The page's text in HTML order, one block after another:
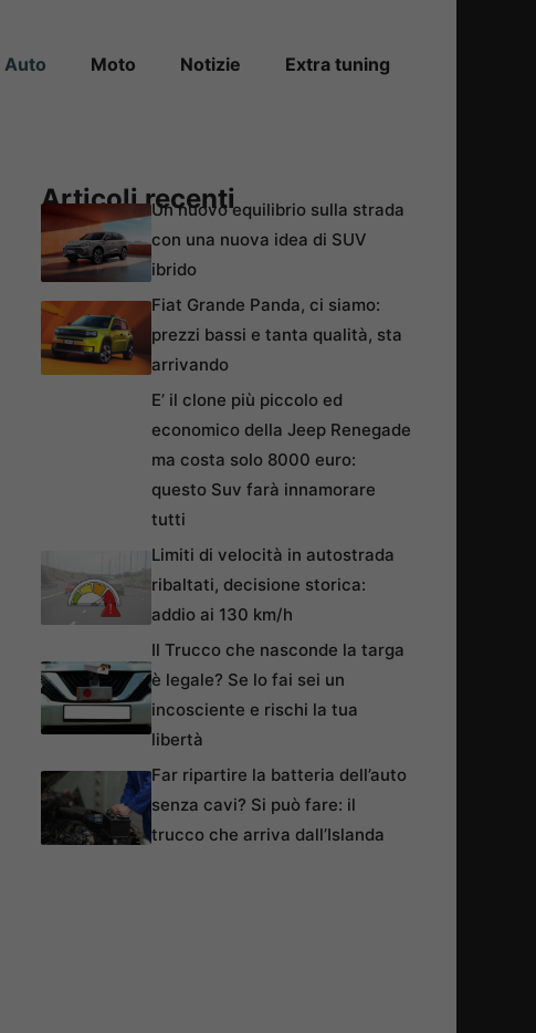
Auto Moto Notizie Extra tuning
Articoli recentiUn nuovo equilibrio sulla strada
con una nuova idea di SUV
ibrido
Fiat Grande Panda, ci siamo:
prezzi bassi e tanta qualità, sta
arrivando
E’ il clone più piccolo ed
economico della Jeep Renegade
ma costa solo 8000 euro:
questo Suv farà innamorare
tutti
Limiti di velocità in autostrada
ribaltati, decisione storica:
addio ai 130 km/h
Il Trucco che nasconde la targa
è legale? Se lo fai sei un
incosciente e rischi la tua
libertà
Far ripartire la batteria dell’auto
senza cavi? Si può fare: il
trucco che arriva dall’Islanda